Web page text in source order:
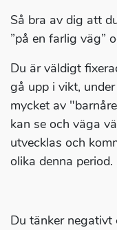
Så bra av dig att
”på en farlig väg”
Du är väldigt
gå upp i vikt,
mycket av
kan se och väga
utvecklas och
olika denna period.
Du tänker negativt